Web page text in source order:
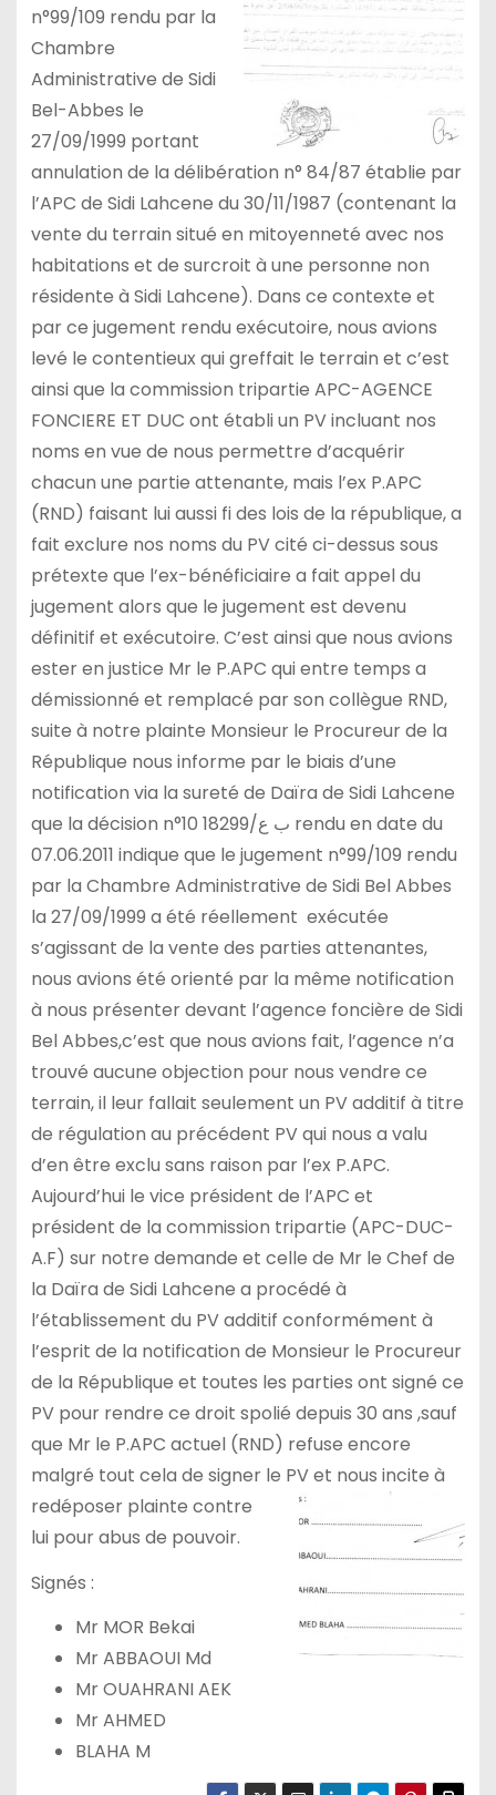
n°99/109 rendu par la
Chambre
Administrative de Sidi
Bel-Abbes le
27/09/1999 portant
annulation de la délibération n° 84/87 établie par
l’APC de Sidi Lahcene du 30/11/1987 (contenant la
vente du terrain situé en mitoyenneté avec nos
habitations et de surcroit à une personne non
résidente à Sidi Lahcene). Dans ce contexte et
par ce jugement rendu exécutoire, nous avions
levé le contentieux qui greffait le terrain et c’est
ainsi que la commission tripartie APC-AGENCE
FONCIERE ET DUC ont établi un PV incluant nos
noms en vue de nous permettre d’acquérir
chacun une partie attenante, mais l’ex P.APC
(RND) faisant lui aussi fi des lois de la république, a
fait exclure nos noms du PV cité ci-dessus sous
prétexte que l’ex-bénéficiaire a fait appel du
jugement alors que le jugement est devenu
définitif et exécutoire. C’est ainsi que nous avions
ester en justice Mr le P.APC qui entre temps a
démissionné et remplacé par son collègue RND,
suite à notre plainte Monsieur le Procureur de la
République nous informe par le biais d’une
notification via la sureté de Daïra de Sidi Lahcene
que la décision n°10 ب ع/18299 rendu en date du
07.06.2011 indique que le jugement n°99/109 rendu
par la Chambre Administrative de Sidi Bel Abbes
la 27/09/1999 a été réellement exécutée
s’agissant de la vente des parties attenantes,
nous avions été orienté par la même notification
à nous présenter devant l’agence foncière de Sidi
Bel Abbes,c’est que nous avions fait, l’agence n’a
trouvé aucune objection pour nous vendre ce
terrain, il leur fallait seulement un PV additif à titre
de régulation au précédent PV qui nous a valu
d’en être exclu sans raison par l’ex P.APC.
Aujourd’hui le vice président de l’APC et
président de la commission tripartie (APC-DUC-
A.F) sur notre demande et celle de Mr le Chef de
la Daïra de Sidi Lahcene a procédé à
l’établissement du PV additif conformément à
l’esprit de la notification de Monsieur le Procureur
de la République et toutes les parties ont signé ce
PV pour rendre ce droit spolié depuis 30 ans ,sauf
que Mr le P.APC actuel (RND) refuse encore
malgré tout cela de signer le PV et nous incite à
redéposer plainte contre
lui pour abus de pouvoir.
Signés :
Mr MOR Bekai
Mr ABBAOUI Md
Mr OUAHRANI AEK
Mr AHMED
BLAHA M